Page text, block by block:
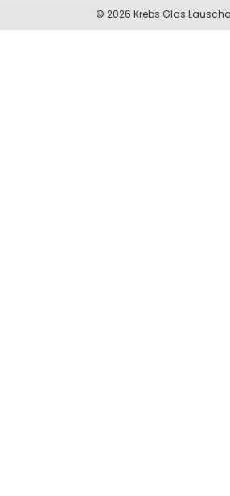
© 2026 Krebs Glas